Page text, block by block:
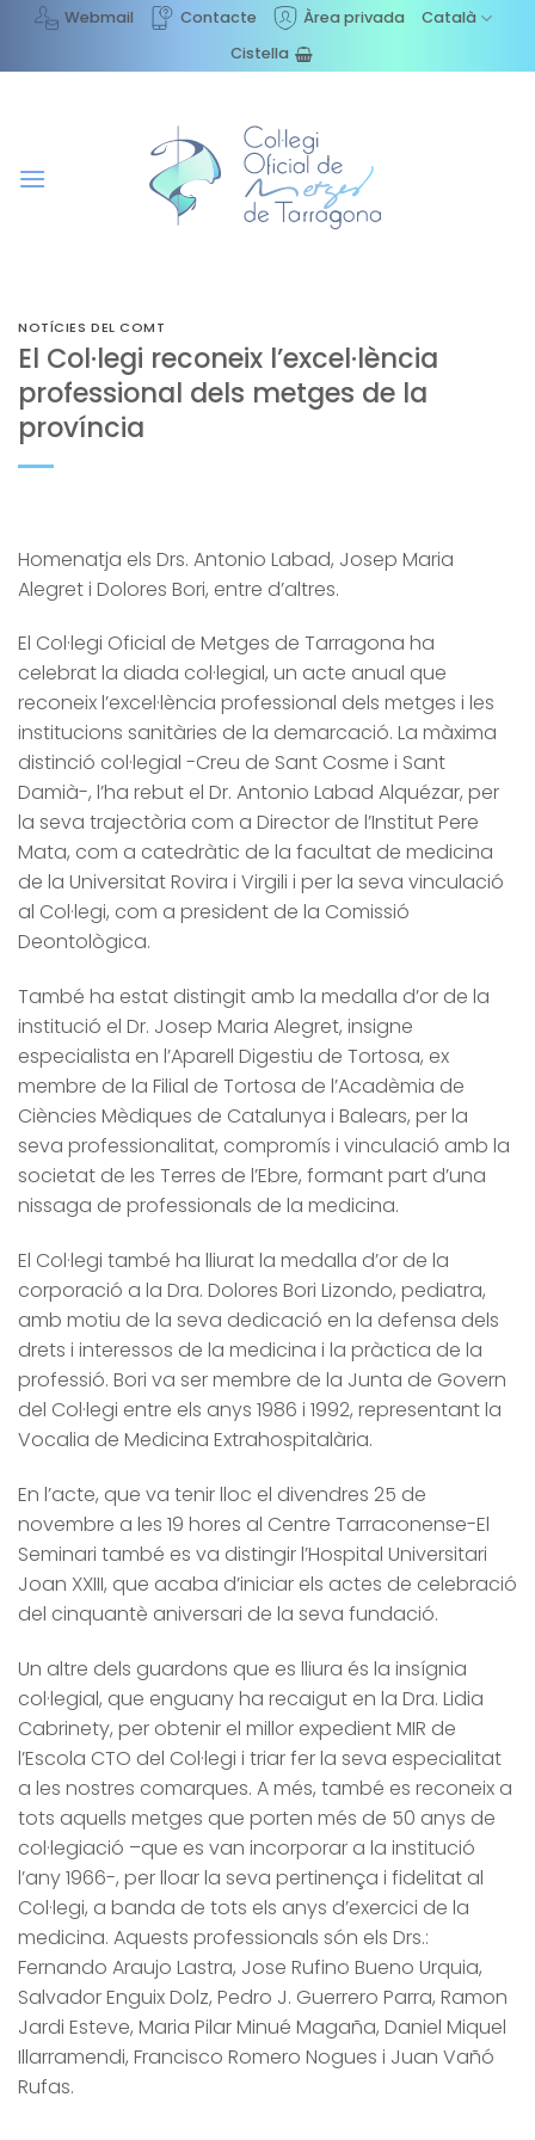
content
Webmail Contacte Àrea privada
Català
Cistella
NOTÍCIES DEL COMT
El Col·legi reconeix l’excel·lència
professional dels metges de la
província
Homenatja els Drs. Antonio Labad, Josep Maria
Alegret i Dolores Bori, entre d’altres.
El Col·legi Oficial de Metges de Tarragona ha
celebrat la diada col·legial, un acte anual que
reconeix l’excel·lència professional dels metges i les
institucions sanitàries de la demarcació. La màxima
distinció col·legial -Creu de Sant Cosme i Sant
Damià-, l’ha rebut el Dr. Antonio Labad Alquézar, per
la seva trajectòria com a Director de l’Institut Pere
Mata, com a catedràtic de la facultat de medicina
de la Universitat Rovira i Virgili i per la seva vinculació
al Col·legi, com a president de la Comissió
Deontològica.
També ha estat distingit amb la medalla d’or de la
institució el Dr. Josep Maria Alegret, insigne
especialista en l’Aparell Digestiu de Tortosa, ex
membre de la Filial de Tortosa de l’Acadèmia de
Ciències Mèdiques de Catalunya i Balears, per la
seva professionalitat, compromís i vinculació amb la
societat de les Terres de l’Ebre, formant part d’una
nissaga de professionals de la medicina.
El Col·legi també ha lliurat la medalla d’or de la
corporació a la Dra. Dolores Bori Lizondo, pediatra,
amb motiu de la seva dedicació en la defensa dels
drets i interessos de la medicina i la pràctica de la
professió. Bori va ser membre de la Junta de Govern
del Col·legi entre els anys 1986 i 1992, representant la
Vocalia de Medicina Extrahospitalària.
En l’acte, que va tenir lloc el divendres 25 de
novembre a les 19 hores al Centre Tarraconense-El
Seminari també es va distingir l’Hospital Universitari
Joan XXIII, que acaba d’iniciar els actes de celebració
del cinquantè aniversari de la seva fundació.
Un altre dels guardons que es lliura és la insígnia
col·legial, que enguany ha recaigut en la Dra. Lidia
Cabrinety, per obtenir el millor expedient MIR de
l’Escola CTO del Col·legi i triar fer la seva especialitat
a les nostres comarques. A més, també es reconeix a
tots aquells metges que porten més de 50 anys de
col·legiació –que es van incorporar a la institució
l’any 1966-, per lloar la seva pertinença i fidelitat al
Col·legi, a banda de tots els anys d’exercici de la
medicina. Aquests professionals són els Drs.:
Fernando Araujo Lastra, Jose Rufino Bueno Urquia,
Salvador Enguix Dolz, Pedro J. Guerrero Parra, Ramon
Jardi Esteve, Maria Pilar Minué Magaña, Daniel Miquel
Illarramendi, Francisco Romero Nogues i Juan Vañó
Rufas.